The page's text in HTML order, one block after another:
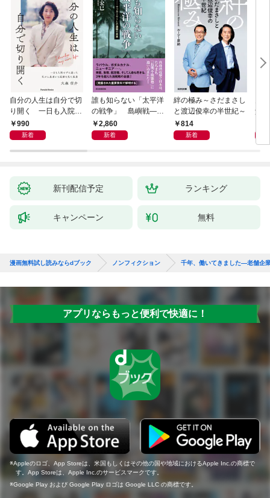
自分の人生は自分で切
り開く 一日も入院せ
ずに逝った乳がん患者
から医療を見た風景
990
新着
誰も知らない「太平洋
の戦争」 島嶼戦――
マッカーサーとの激闘
の真実
2,860
新着
絆の極み～さだまさし
と渡辺俊幸の半世紀～
814
新着
父
新刊配信予定 ランキング
キャンペーン 無料
漫画無料試し読みならdブック ノンフィクション 千年、働いてきました—老舗企
アプリならもっと便利で快適に！
Appleのロゴ、App Storeは、米国もしくはその他の国や地域におけるApple Inc.の商標で
す。App Storeは、Apple Inc.のサービスマークです。
Google Play および Google Play ロゴは Google LLC の商標です。